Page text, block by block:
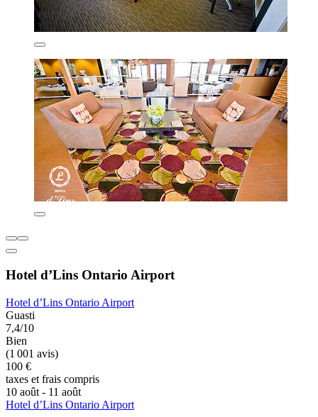
Hotel d’Lins Ontario Airport
Hotel d’Lins Ontario Airport
Guasti
7,4/10
Bien
(1 001 avis)
100 €
taxes et frais compris
10 août - 11 août
Hotel d’Lins Ontario Airport